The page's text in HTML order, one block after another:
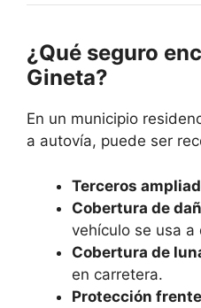
¿Qué seguro
Gineta?
En un municipio
a autovía, puede ser
Terceros
Cobertura de
vehículo se usa a
Cobertura de
en carretera.
Protección